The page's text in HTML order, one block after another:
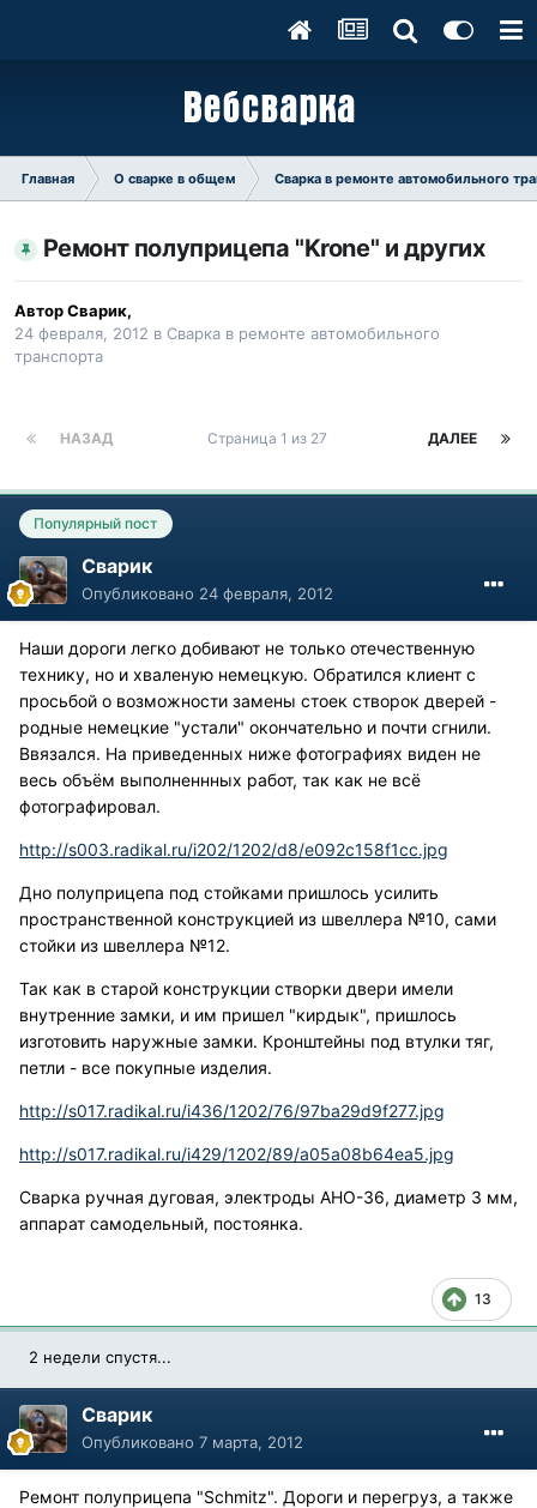
Главная О сварке в общем Сварка в ремонте автомобильного
Ремонт полуприцепа "Krone" и других
АвторСварик,
24 февраля, 2012 в Сварка в ремонте автомобильного
транспорта
НАЗАД ДАЛЕЕ
Страница 1 из 27
Популярный пост
Сварик
Опубликовано 24 февраля, 2012
Наши дороги легко добивают не только отечественную
технику, но и хваленую немецкую. Обратился клиент с
просьбой о возможности замены стоек створок дверей -
родные немецкие "устали" окончательно и почти сгнили.
Ввязался. На приведенных ниже фотографиях виден не
весь объём выполненнных работ, так как не всё
фотографировал.
http://s003.radikal.ru/i202/1202/d8/e092c158f1cc.jpg
Дно полуприцепа под стойками пришлось усилить
пространственной конструкцией из швеллера №10, сами
стойки из швеллера №12.
Так как в старой конструкции створки двери имели
внутренние замки, и им пришел "кирдык", пришлось
изготовить наружные замки. Кронштейны под втулки тяг,
петли - все покупные изделия.
http://s017.radikal.ru/i436/1202/76/97ba29d9f277.jpg
http://s017.radikal.ru/i429/1202/89/a05a08b64ea5.jpg
Сварка ручная дуговая, электроды АНО-36, диаметр 3 мм,
аппарат самодельный, постоянка.
13
2 недели спустя...
Сварик
Опубликовано 7 марта, 2012
Ремонт полуприцепа "Schmitz". Дороги и перегруз, а также